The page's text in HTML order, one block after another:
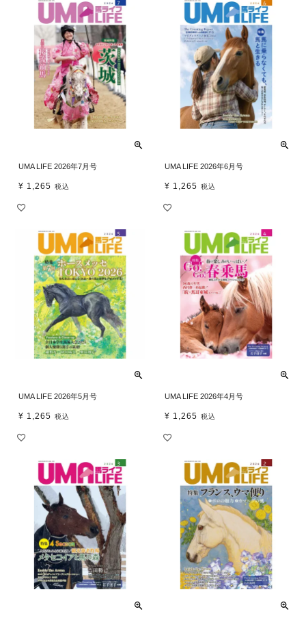
UMA LIFE 2026年7月号
¥ 1,265 税込
UMA LIFE 2026年6月号
¥ 1,265 税込
UMA LIFE 2026年5月号
¥ 1,265 税込
UMA LIFE 2026年4月号
¥ 1,265 税込